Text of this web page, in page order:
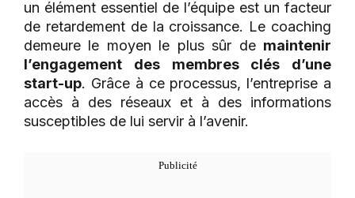
un élément essentiel de l’équipe est un facteur
de retardement de la croissance. Le coaching
demeure le moyen le plus sûr de maintenir
l’engagement des membres clés d’une
start-up. Grâce à ce processus, l’entreprise a
accès à des réseaux et à des informations
susceptibles de lui servir à l’avenir.